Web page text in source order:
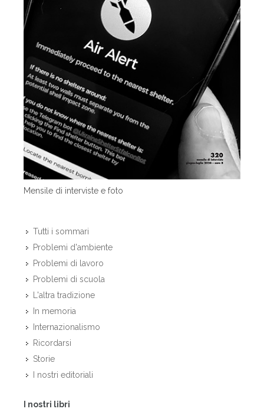
Mensile di interviste e foto
Tutti i sommari
Problemi d'ambiente
Problemi di lavoro
Problemi di scuola
L'altra tradizione
In memoria
Internazionalismo
Ricordarsi
Storie
I nostri editoriali
I nostri libri